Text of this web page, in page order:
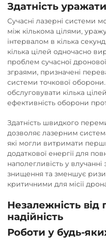
Здатність
Сучасні лазерні системи
між кількома цілями,
інтервалом в кілька
кілька цілей одночасно
проблем сучасної
зграями, призначені
системи точкової
обслуговувати кілька
ефективність оборони
Здатність швидкого
дозволяє лазерним
які могли витримати
додаткової енергії для
наполегливість у
знищення та зменшує
критичними для місії
Незалежність від
надійність
Роботи у будь-